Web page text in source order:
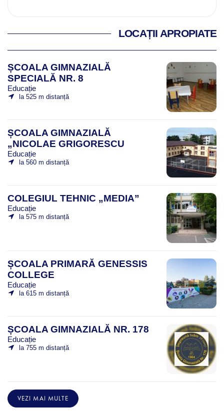
LOCAȚII APROPIATE
ȘCOALA GIMNAZIALĂ
SPECIALĂ NR. 8
Educație
la 525 m distanță
ȘCOALA GIMNAZIALĂ
„NICOLAE GRIGORESCU
Educație
la 560 m distanță
COLEGIUL TEHNIC „MEDIA”
Educație
la 575 m distanță
ȘCOALA PRIMARĂ GENESSIS
COLLEGE
Educație
la 615 m distanță
ȘCOALA GIMNAZIALĂ NR. 178
Educație
la 755 m distanță
VEZI MAI MULTE